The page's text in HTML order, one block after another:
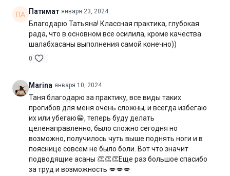
Цель: освоение и углубление позы саранчи
Специфика:стато-динамическая практика с акцентом на
укрепление мышц-разгибателей спины и мышц бёдер
Оборудование:2 блока для йоги
Продолжительность:55 мин. (включая шавасану)
Патимат января 23, 2024
Благодарю Татьяна! Классная практика, глубокая.
рада, что в основном все осилила, кроме качества
шалабхасаны выполнения самой конечно))
0
Marina января 10, 2024
Таня благодарю за практику, все виды таких
прогибов для меня очень сложны, и всегда избегаю
их или убегаю😁, теперь буду делать
целенаправленно, было сложно сегодня но
возможно, получилось чуть выше поднять ноги и в
пояснице совсем не было боли. Вот что значит
подводящие асаны 👏👏👏Еще раз большое спасибо
за труд и возможность 💋💋💋